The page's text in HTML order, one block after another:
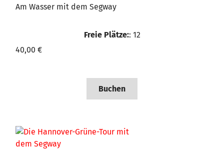
Am Wasser mit dem Segway
Freie Plätze:: 12
40,00 €
Buchen